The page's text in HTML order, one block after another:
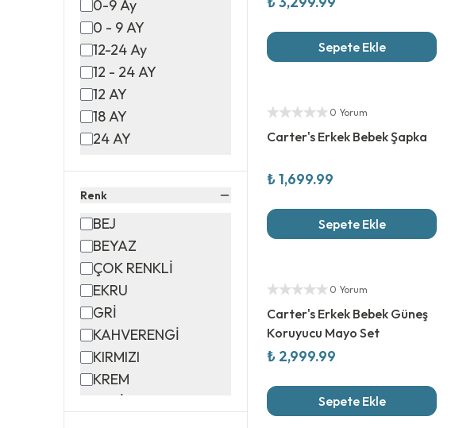
0-9 Ay
0 - 9 AY
12-24 Ay
12 - 24 AY
12 AY
18 AY
24 AY
3 AY
6 AY
9 AY
TEK BEDEN
YENİDOGAN
Renk
BEJ
BEYAZ
ÇOK RENKLİ
EKRU
GRİ
KAHVERENGİ
KIRMIZI
KREM
LACİVERT
Sepete Ekle
0 Yorum
Carter's Erkek Bebek Şapka
₺ 1,699.99
Sepete Ekle
0 Yorum
Carter's Erkek Bebek Güneş
Koruyucu Mayo Set
₺ 2,999.99
Sepete Ekle